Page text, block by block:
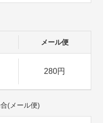
メール便
280円
(メール便)